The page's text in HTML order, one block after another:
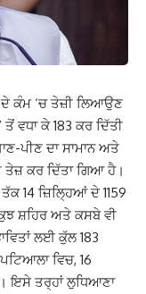
ਦੇ ਕੰਮ ‘ਚ ਤੇਜ਼ੀ ਲਿਆਉਣ
ਵਧਾ ਕੇ 183 ਕਰ ਦਿੱਤੀ
ਪੀਣ ਦਾ ਸਾਮਾਨ ਅਤੇ
ਕਰ ਦਿੱਤਾ ਗਿਆ ਹੈ।
14 ਜ਼ਿਲ੍ਹਿਆਂ ਦੇ 1159
ਸ਼ਹਿਰ ਅਤੇ ਕਸਬੇ ਵੀ
ਲਈ ਕੁੱਲ 183
ਵਿਚ, 16
ਇਸੇ ਤਰ੍ਹਾਂ ਲੁਧਿਆਣਾ